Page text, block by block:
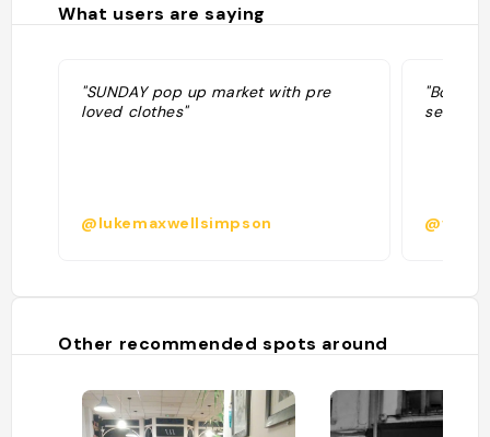
What users are saying
"SUNDAY pop up market with pre
loved clothes"
@lukemaxwellsimpson
Other recommended spots around